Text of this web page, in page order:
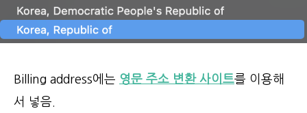
Billing address에는 영문 주소 변환 사이트를 이용해
서 넣음.